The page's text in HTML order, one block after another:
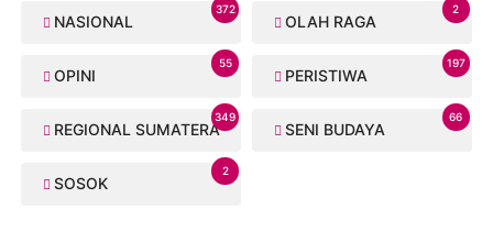
NASIONAL
372
OLAH RAGA
2
OPINI
55
PERISTIWA
197
REGIONAL SUMATERA
349
SENI BUDAYA
66
SOSOK
2